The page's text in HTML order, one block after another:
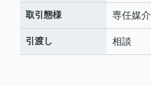
取引態様 専任媒介
引渡し 相談